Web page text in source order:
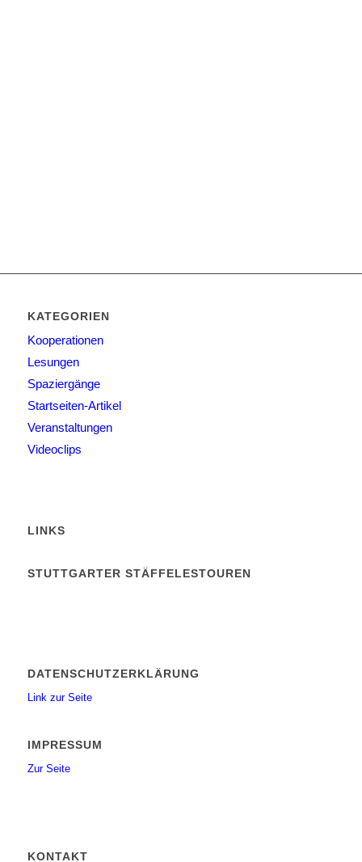
KATEGORIEN
Kooperationen
Lesungen
Spaziergänge
Startseiten-Artikel
Veranstaltungen
Videoclips
LINKS
STUTTGARTER STÄFFELESTOUREN
DATENSCHUTZERKLÄRUNG
Link zur Seite
IMPRESSUM
Zur Seite
KONTAKT